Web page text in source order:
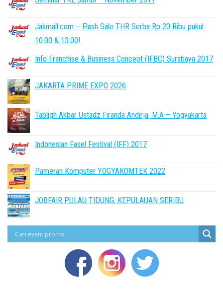
Jakmall.com – Flash Sale THR Serba Rp 20 Ribu pukul
10.00 & 13.00!
Info Franchise & Business Concept (IFBC) Surabaya 2017
JAKARTA PRIME EXPO 2026
Tabligh Akbar Ustadz Firanda Andirja, M.A – Yogyakarta
Indonesian Fasel Festival (IFF) 2017
Pameran Komputer YOGYAKOMTEK 2022
JOBFAIR PULAU TIDUNG, KEPULAUAN SERIBU